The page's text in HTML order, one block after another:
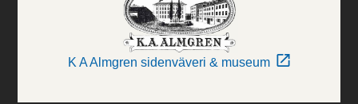
K A Almgren sidenväveri & museum